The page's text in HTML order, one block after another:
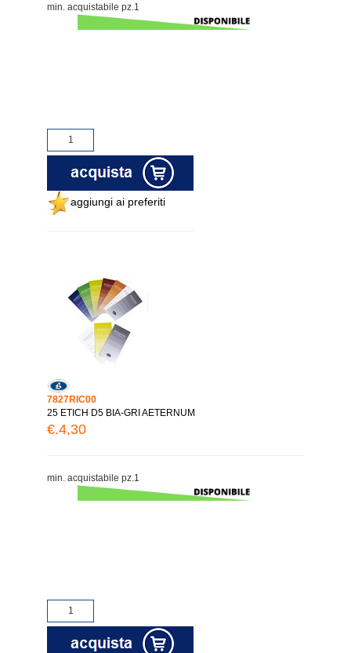
min. acquistabile pz.1
aggiungi ai preferiti
7827RIC00
25 ETICH D5 BIA-GRI AETERNUM
€.4,30
min. acquistabile pz.1